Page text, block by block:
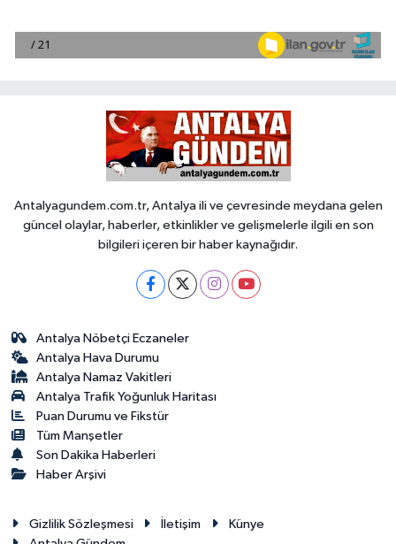
Antalyagundem.com.tr, Antalya ili ve çevresinde meydana gelen
güncel olaylar, haberler, etkinlikler ve gelişmelerle ilgili en son
bilgileri içeren bir haber kaynağıdır.
Antalya Nöbetçi Eczaneler
Antalya Hava Durumu
Antalya Namaz Vakitleri
Antalya Trafik Yoğunluk Haritası
Puan Durumu ve Fikstür
Tüm Manşetler
Son Dakika Haberleri
Haber Arşivi
Gizlilik Sözleşmesi İletişim
Künye